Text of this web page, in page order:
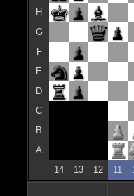
H
G
F
E
D
C
B
A
14
13 12 11